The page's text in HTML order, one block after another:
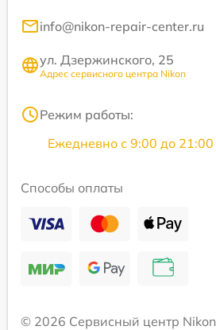
info@nikon-repair-center.ru
ул. Дзержинского, 25
Адрес сервисного центра Nikon
Режим работы:
Ежедневно с 9:00 до 21:00
Способы оплаты
© 2026 Сервисный центр Nikon